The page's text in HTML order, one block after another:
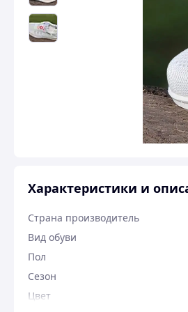
Характеристики и
Страна производитель
Вид обуви
Пол
Сезон
Цвет